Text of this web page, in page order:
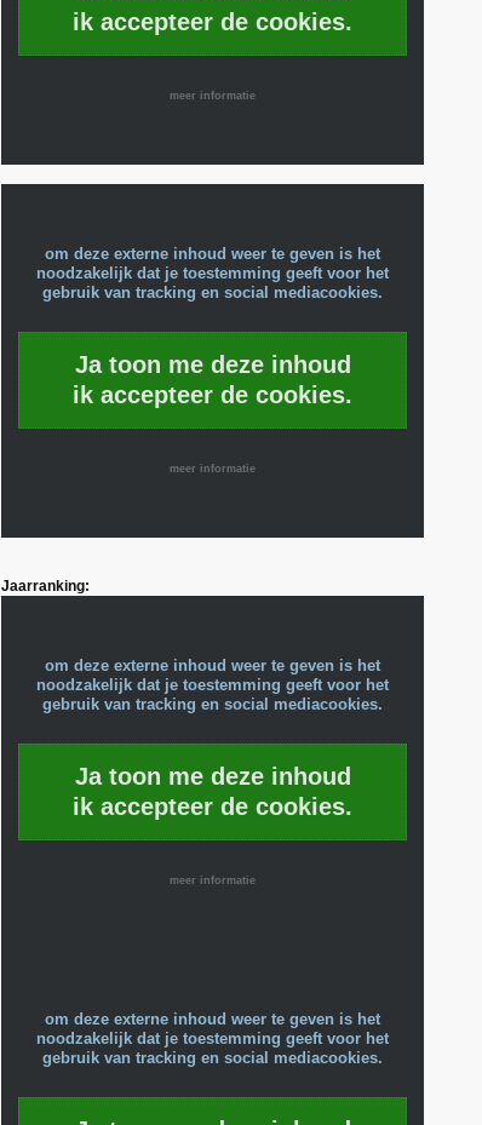
ik accepteer de cookies.
meer informatie
om deze externe inhoud weer te geven is het
noodzakelijk dat je toestemming geeft voor het
gebruik van tracking en social mediacookies.
Ja toon me deze inhoud
ik accepteer de cookies.
meer informatie
Jaarranking:
om deze externe inhoud weer te geven is het
noodzakelijk dat je toestemming geeft voor het
gebruik van tracking en social mediacookies.
Ja toon me deze inhoud
ik accepteer de cookies.
meer informatie
om deze externe inhoud weer te geven is het
noodzakelijk dat je toestemming geeft voor het
gebruik van tracking en social mediacookies.